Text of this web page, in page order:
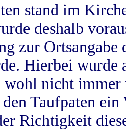
stand im
deshalb
zur
Hierbei wurde
wohl nicht
Taufpaten
Richtigkeit